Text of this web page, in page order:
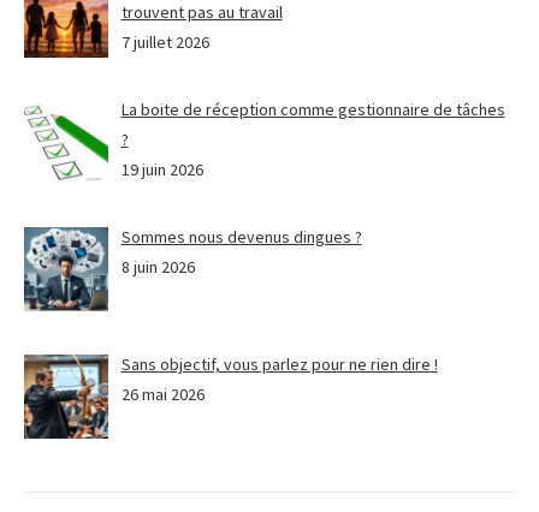
trouvent pas au travail
7 juillet 2026
La boite de réception comme gestionnaire de tâches
?
19 juin 2026
Sommes nous devenus dingues ?
8 juin 2026
Sans objectif, vous parlez pour ne rien dire !
26 mai 2026